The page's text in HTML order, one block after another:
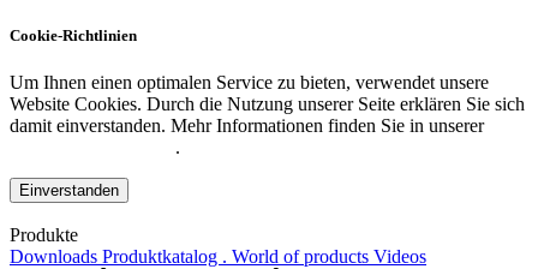
Cookie-Richtlinien
Um Ihnen einen optimalen Service zu bieten, verwendet unsere
Website Cookies. Durch die Nutzung unserer Seite erklären Sie sich
damit einverstanden. Mehr Informationen finden Sie in unserer
.
Einverstanden
Produkte
Downloads Produktkatalog . World of products Videos